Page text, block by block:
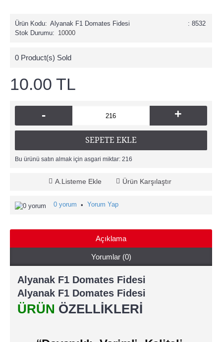
: 8532
Ürün Kodu: Alyanak F1 Domates Fidesi
Stok Durumu: 10000
0 Product(s) Sold
10.00 TL
- +
SEPETE EKLE
Bu ürünü satın almak için asgari miktar: 216
A.Listeme Ekle Ürün Karşılaştır
0 yorum • Yorum Yap
Açıklama
Yorumlar (0)
Alyanak F1 Domates Fidesi
Alyanak F1 Domates Fidesi
ÜRÜN ÖZELLİKLERİ